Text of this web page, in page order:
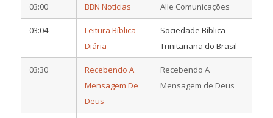
03:00 BBN Notícias Alle Comunicações
03:04
Leitura Bíblica
Diária
Sociedade Bíblica
Trinitariana do Brasil
03:30
Recebendo A
Mensagem De
Deus
Recebendo A
Mensagem de Deus